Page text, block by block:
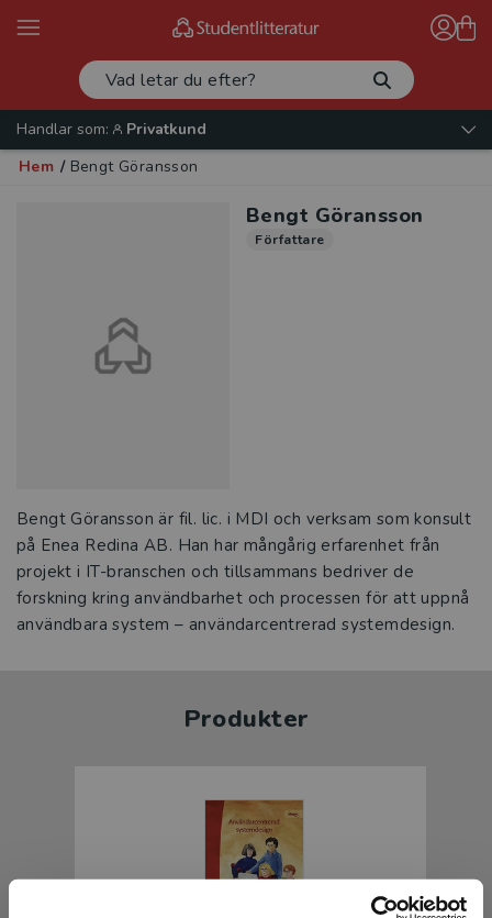
Handlar som:
Privatkund
Hem / Bengt Göransson
Bengt Göransson
Författare
Bengt Göransson är fil. lic. i MDI och verksam som konsult
på Enea Redina AB. Han har mångårig erfarenhet från
projekt i IT-branschen och tillsammans bedriver de
forskning kring användbarhet och processen för att uppnå
användbara system – användarcentrerad systemdesign.
Produkter